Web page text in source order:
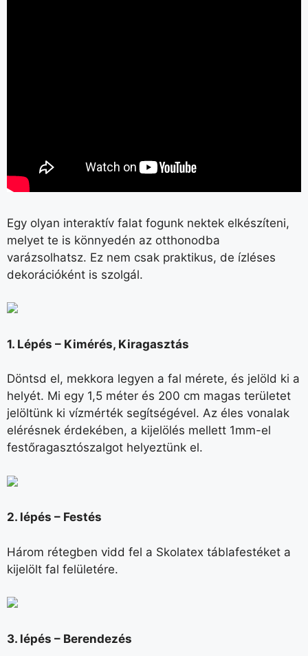
Egy olyan interaktív falat fogunk nektek elkészíteni,
melyet te is könnyedén az otthonodba
varázsolhatsz. Ez nem csak praktikus, de ízléses
dekorációként is szolgál.
1. Lépés – Kimérés, Kiragasztás
Döntsd el, mekkora legyen a fal mérete, és jelöld ki a
helyét. Mi egy 1,5 méter és 200 cm magas területet
jelöltünk ki vízmérték segítségével. Az éles vonalak
elérésnek érdekében, a kijelölés mellett 1mm-el
festőragasztószalgot helyeztünk el.
2. lépés – Festés
Három rétegben vidd fel a Skolatex táblafestéket a
kijelölt fal felületére.
3. lépés – Berendezés